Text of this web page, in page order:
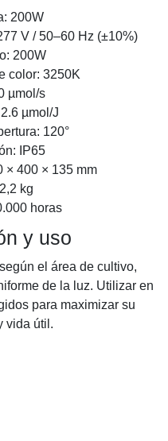
200W
V / 50–60 Hz (±10%)
200W
color: 3250K
µmol/s
µmol/J
120°
IP65
× 400 × 135 mm
kg
horas
y uso
el área de cultivo,
de la luz. Utilizar en
para maximizar su
vida útil.